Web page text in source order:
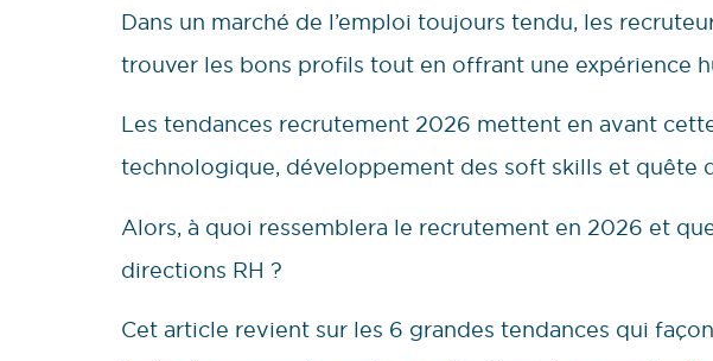
Dans un marché de l’emploi toujours tendu, les
trouver les bons profils tout en offrant une expérience
Les tendances recrutement 2026 mettent en avant
technologique, développement des soft skills et quête
Alors, à quoi ressemblera le recrutement en 2026 et
directions RH ?
Cet article revient sur les 6 grandes tendances qui